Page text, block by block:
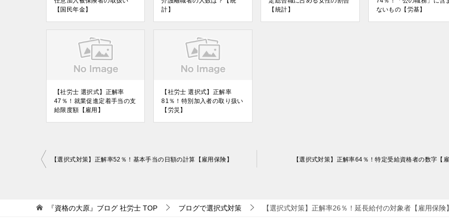
【国民年金】
計】
【統計】
ないもの【労基】
【社労士 選択式】正解率
47％！就業促進定着手当の支
給限度額【雇用】
【社労士 選択式】正解率
81％！特別加入者の取り扱い
【労災】
投
ビ
【選択式対策】正解率52％！基本手当の日額の計算【雇用保険】 【選択式対策】正解率64％！特定受給資格者の数字【雇
『資格の大原』ブログ 社労士 TOP ブログで選択式対策 【選択式対策】正解率26％！延長給付の対象者【雇用保険】